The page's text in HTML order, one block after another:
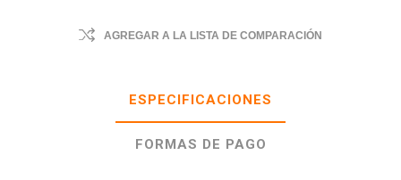
AGREGAR A LA LISTA DE COMPARACIÓN
ESPECIFICACIONES
FORMAS DE PAGO